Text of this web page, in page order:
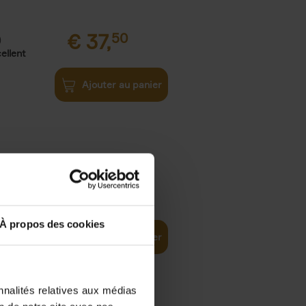
À propos des cookies
relatives aux médias
€ 37,50
Ajouter au panier
world 29,99
Ajouter au panier